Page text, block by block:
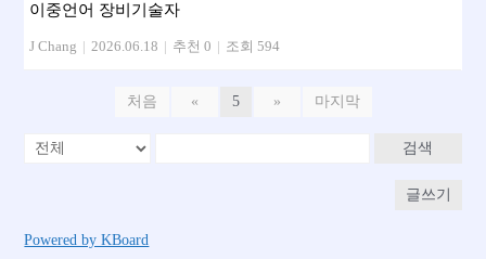
이중언어 장비기술자
J Chang | 2026.06.18 | 추천 0 | 조회 594
처음 « 5 » 마지막
검색
글쓰기
Powered by KBoard